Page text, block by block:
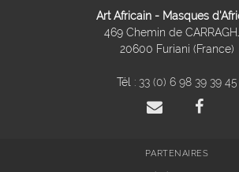
Art Africain - Masques
469 Chemin de
20600 Furiani (France)
Tél : 33 (0) 6 98 39 39 45
PARTENAIRES